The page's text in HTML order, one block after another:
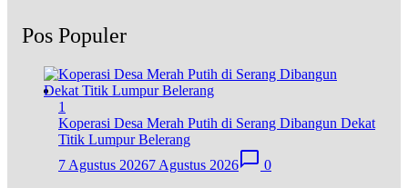
Pos Populer
1
Koperasi Desa Merah Putih di Serang Dibangun Dekat
Titik Lumpur Belerang
7 Agustus 20267 Agustus 2026 0